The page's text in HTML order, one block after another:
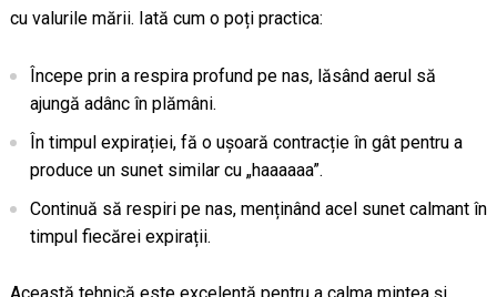
cu valurile mării. Iată cum o poți practica:
Începe prin a respira profund pe nas, lăsând aerul să
ajungă adânc în plămâni.
În timpul expirației, fă o ușoară contracție în gât pentru a
produce un sunet similar cu „haaaaaa”.
Continuă să respiri pe nas, menținând acel sunet calmant în
timpul fiecărei expirații.